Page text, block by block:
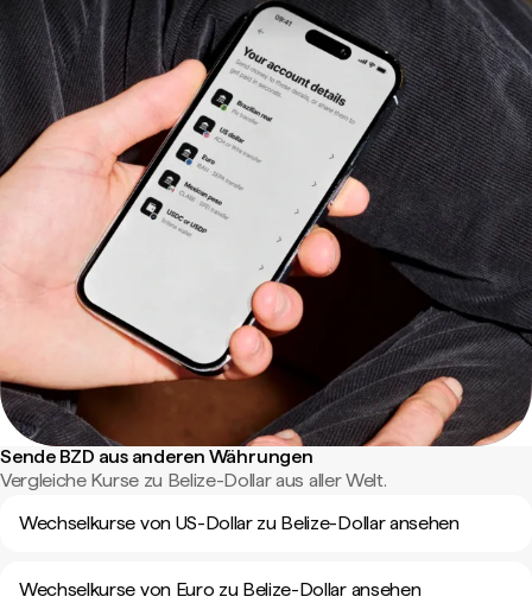
Sende BZD aus anderen Währungen
Vergleiche Kurse zu Belize-Dollar aus aller Welt.
Wechselkurse von US-Dollar zu Belize-Dollar ansehen
Wechselkurse von Euro zu Belize-Dollar ansehen